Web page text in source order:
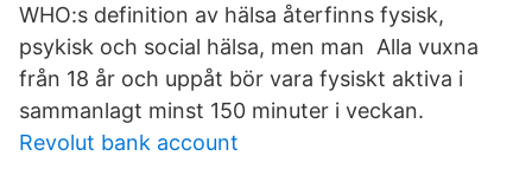
WHO:s definition av hälsa återfinns fysisk,
psykisk och social hälsa, men man Alla vuxna
från 18 år och uppåt bör vara fysiskt aktiva i
sammanlagt minst 150 minuter i veckan.
Revolut bank account